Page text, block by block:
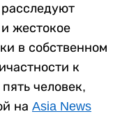
жестокое
в собственном
к
человек,
на Asia News